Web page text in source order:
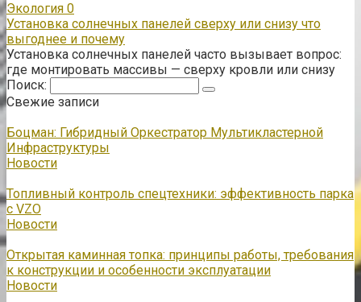
Экология 0
Установка солнечных панелей сверху или снизу что
выгоднее и почему
Установка солнечных панелей часто вызывает вопрос:
где монтировать массивы — сверху кровли или снизу
Поиск:
Свежие записи
Боцман: Гибридный Оркестратор Мультикластерной
Инфраструктуры
Новости
Топливный контроль спецтехники: эффективность парка
с VZO
Новости
Открытая каминная топка: принципы работы, требования
к конструкции и особенности эксплуатации
Новости